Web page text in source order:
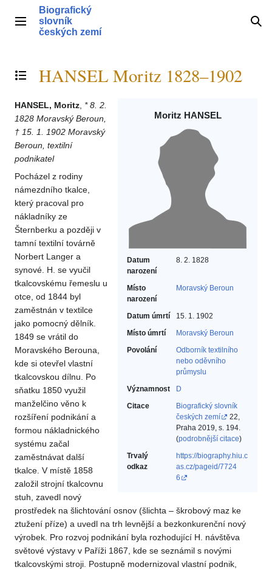
obsahHlavní menu
Biografický
slovník
českých zemí
Přepnout obsah
HANSEL Moritz 1828–1902
Moritz HANSEL
Datum
narození
8. 2. 1828
Místo
narození
Moravský Beroun
Datum úmrtí
15. 1. 1902
Místo úmrtí
Moravský Beroun
Povolání
Odborník textilního
nebo oděvního
průmyslu‎
Významnost
D
Citace
Biografický slovník
českých zemí
22,
Praha 2019, s. 194.
(podrobnější citace)
Trvalý
odkaz
https://biography.hiu.c
as.cz/pageid/7724
6
HANSEL, Moritz * 8. 2.
1828 Moravský Beroun,
† 15. 1. 1902 Moravský
Beroun, textilní
podnikatel
Pocházel z rodiny
námezdního tkalce,
který pracoval pro
nákladníky ze
Šternberku a později v
tamní textilní továrně
Norbert Langer a
synové. H. se vyučil
tkalcovskému řemeslu u
otce, od 1844 byl
zaměstnán v textilce
jako pomocný dělník.
1849 se vrátil do
Moravského Berouna,
kde si otevřel vlastní
tkalcovskou dílnu. Po
sňatku 1850 využil
manželčino věno k
rozšíření podnikání a
formou nákladnického
systému začal
zaměstnávat další
tkalce. V místě 1858
založil strojní tkalcovnu
stuh, zavedl nový
prostředek na šlichtování osnov (šlichta – škrobový maz ke
ztužení příze) a uvedl na trh levnější a bezkonkurenční nový
výrobek. Pro rozvoj podnikání byla rozhodující H. návštěva
světové výstavy v Paříži 1867, kde se seznámil s novými
tkalcovskými stroji. Postupně modernizoval vlastní podnik,